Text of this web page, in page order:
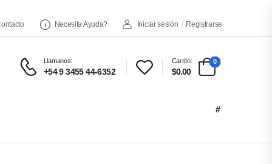
Necesita Ayuda? Iniciar sesión / Registrarse
Llamanos:
+54 9 3455 44-6352
Carrito:
$0.00
0
#